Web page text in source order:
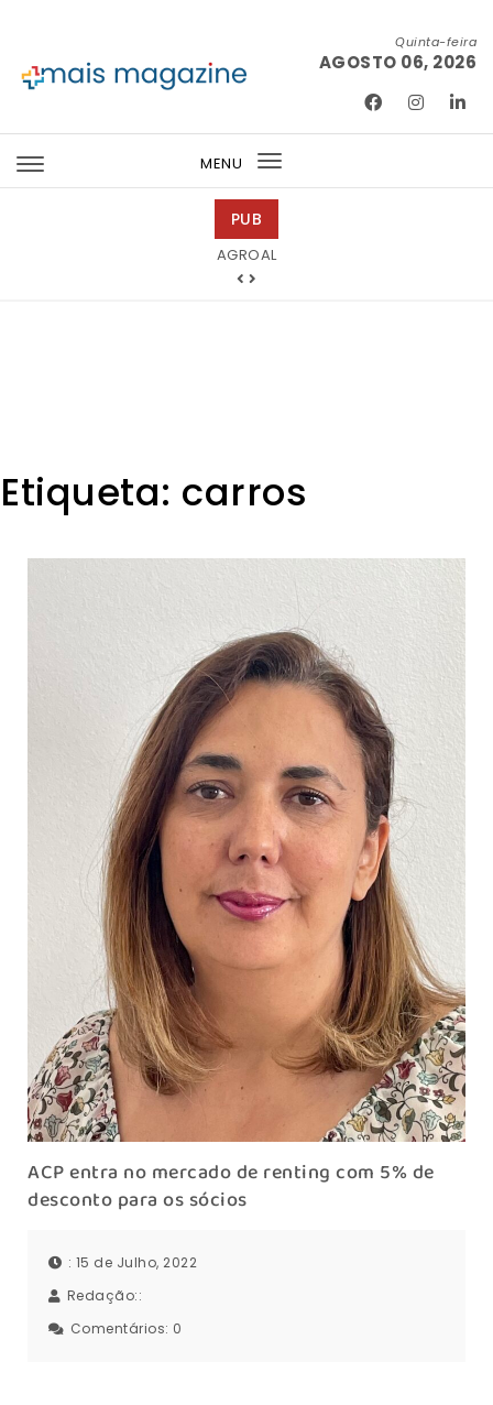
Quinta-feira
AGOSTO 06, 2026
MENU
Toggle
PUB
Ricardo Junqueira Fotografia
Etiqueta: carros
ACP entra no mercado de renting com 5% de
desconto para os sócios
: 15 de Julho, 2022
Redação::
Comentários: 0